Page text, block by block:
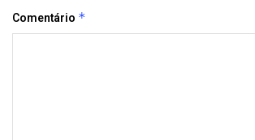
Comentário *